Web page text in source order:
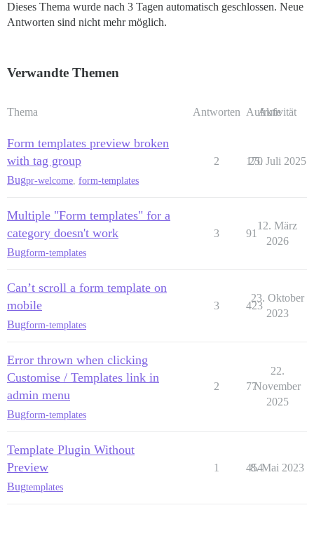
Dieses Thema wurde nach 3 Tagen automatisch geschlossen. Neue
Antworten sind nicht mehr möglich.
Verwandte Themen
Thema Antworten Aufrufe
Aktivität
Form templates preview broken
with tag group
Bugpr-welcome form-templates
2 170
25. Juli 2025
Multiple "Form templates" for a
category doesn't work
Bugform-templates
3 91
12. März
2026
Can’t scroll a form template on
mobile
Bugform-templates
3 423
23. Oktober
2023
Error thrown when clicking
Customise / Templates link in
admin menu
Bugform-templates
2 77
22.
November
2025
Template Plugin Without
Preview
Bugtemplates
1 454
8. Mai 2023